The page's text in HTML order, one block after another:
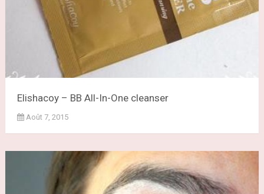
Elishacoy – BB All-In-One cleanser
Août 7, 2015